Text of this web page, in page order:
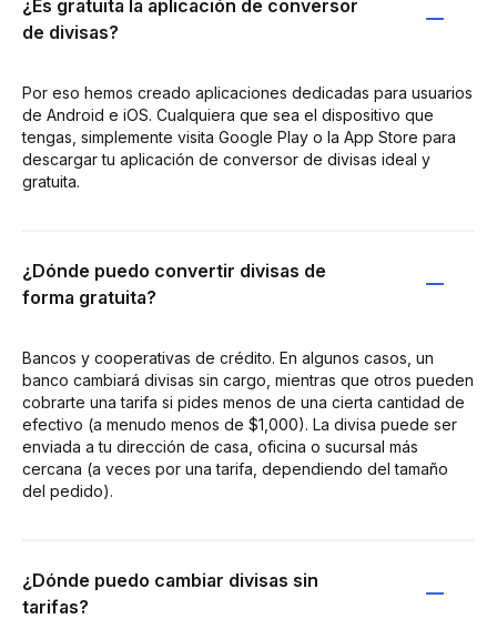
¿Es gratuita la aplicación de conversor
de divisas?
Por eso hemos creado aplicaciones dedicadas para usuarios
de Android e iOS. Cualquiera que sea el dispositivo que
tengas, simplemente visita Google Play o la App Store para
descargar tu aplicación de conversor de divisas ideal y
gratuita.
¿Dónde puedo convertir divisas de
forma gratuita?
Bancos y cooperativas de crédito. En algunos casos, un
banco cambiará divisas sin cargo, mientras que otros pueden
cobrarte una tarifa si pides menos de una cierta cantidad de
efectivo (a menudo menos de $1,000). La divisa puede ser
enviada a tu dirección de casa, oficina o sucursal más
cercana (a veces por una tarifa, dependiendo del tamaño
del pedido).
¿Dónde puedo cambiar divisas sin
tarifas?